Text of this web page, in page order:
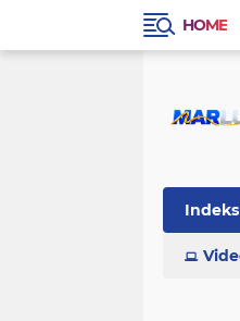
HOME
Indeks